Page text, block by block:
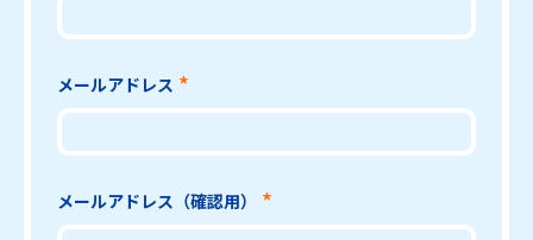
メールアドレス
メールアドレス（確認用）